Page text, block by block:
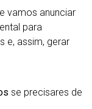
vamos anunciar
para
e, assim, gerar
se precisares de